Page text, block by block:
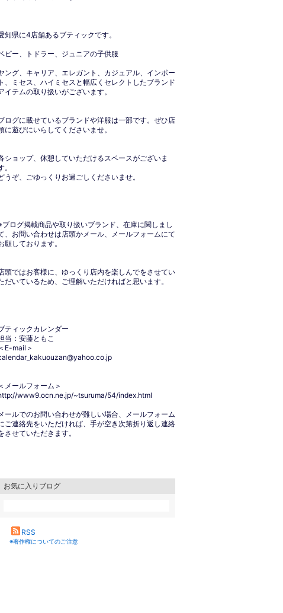
知県に4店舗あるブティックです。
ビー、トドラー、ジュニアの子供服
ング、キャリア、エレガント、カジュアル、インポー
ト、ミセス、ハイミセスと幅広くセレクトしたブランド
イテムの取り扱いがございます。
ログに載せているブランドや洋服は一部です。ぜひ店
に遊びにいらしてくださいませ。
ショップ、休憩していただけるスペースがございま
。
うぞ、ごゆっくりお過ごしくださいませ。
ブログ掲載商品や取り扱いブランド、在庫に関しまし
、お問い合わせは店頭かメール、メールフォームにて
願しております。
頭ではお客様に、ゆっくり店内を楽しんでをさせてい
だいているため、ご理解いただければと思います。
ティックカレンダー
当：安藤ともこ
＜E-mail＞
＜メールフォーム＞
www9.ocn.ne.jp/~tsuruma/54/index.html
ールでのお問い合わせが難しい場合、メールフォーム
ご連絡先をいただければ、手が空き次第折り返し連絡
させていただきます。
お気に入りブログ
RSS
※著作権についてのご注意